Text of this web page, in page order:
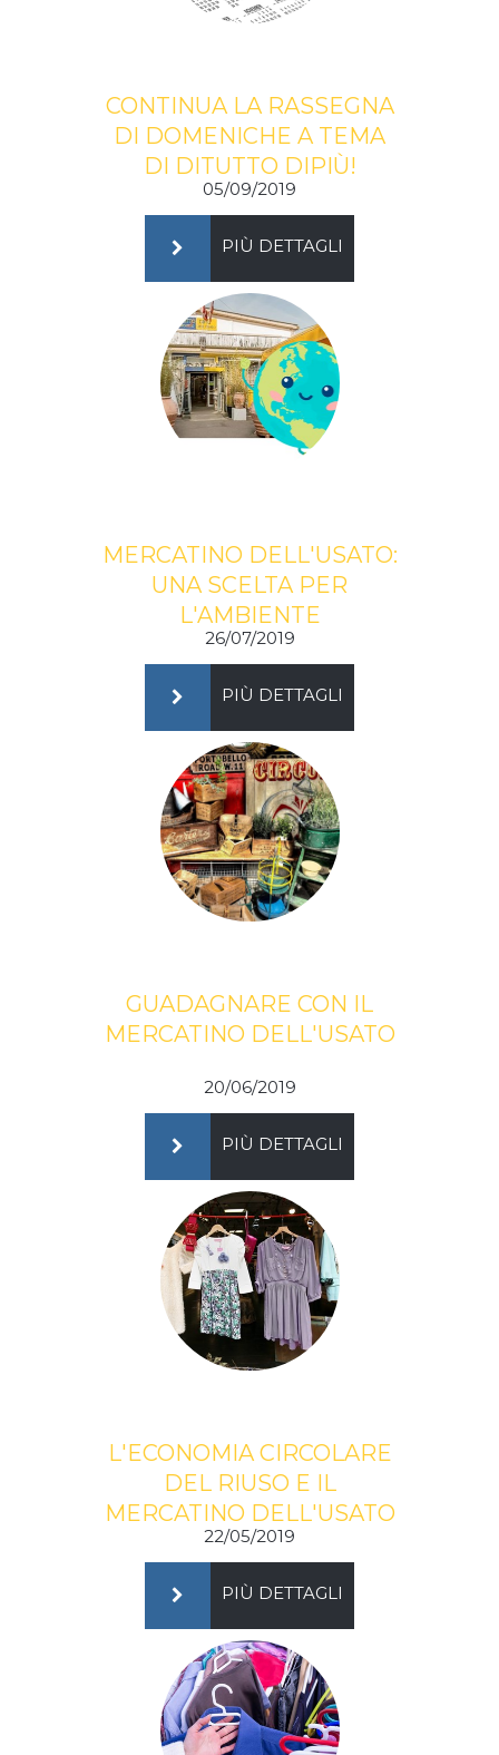
CONTINUA LA RASSEGNA
DI DOMENICHE A TEMA
DI DITUTTO DIPIÙ!
05/09/2019
PIÙ DETTAGLI
MERCATINO DELL'USATO:
UNA SCELTA PER
L'AMBIENTE
26/07/2019
PIÙ DETTAGLI
GUADAGNARE CON IL
MERCATINO DELL'USATO
20/06/2019
PIÙ DETTAGLI
L'ECONOMIA CIRCOLARE
DEL RIUSO E IL
MERCATINO DELL'USATO
22/05/2019
PIÙ DETTAGLI